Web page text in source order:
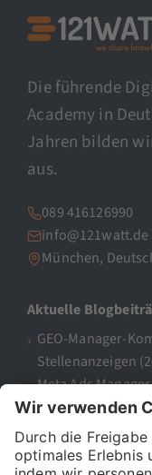
Die führende
Academy in
Jahren bilden
aus.
089 416126990
info@121watt.de
München,
Aktuelle
GEO-Manager-
Stellenanzeigen
Meta Ads
verknüpfen und
Umsatz-Analysen
KI-Tools: Die